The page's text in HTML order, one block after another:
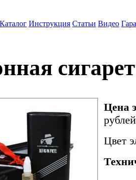
Каталог Инструкция Статьи Видео
Цена
Цвет